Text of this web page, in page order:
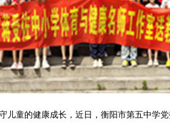
儿童的健康成长，近日，衡阳市第五中学